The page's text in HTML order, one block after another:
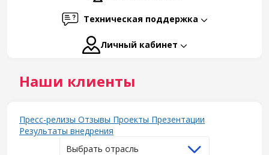
Техническая поддержка
Личный кабинет
Наши клиенты
Пресс-релизы Отзывы Проекты Презентации
Результаты внедрения
Выбрать отрасль